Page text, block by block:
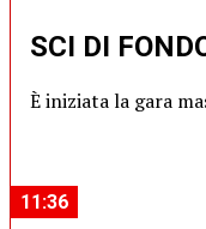
SCI DI
È iniziata la gara
11:36